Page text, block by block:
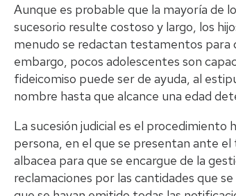
Aunque es probable que la mayoría de
sucesorio resulte costoso y largo, los
menudo se redactan testamentos para
embargo, pocos adolescentes son
fideicomiso puede ser de ayuda, al
nombre hasta que alcance una edad
La sucesión judicial es el
persona, en el que se presentan ante
albacea para que se encargue de la
reclamaciones por las cantidades que